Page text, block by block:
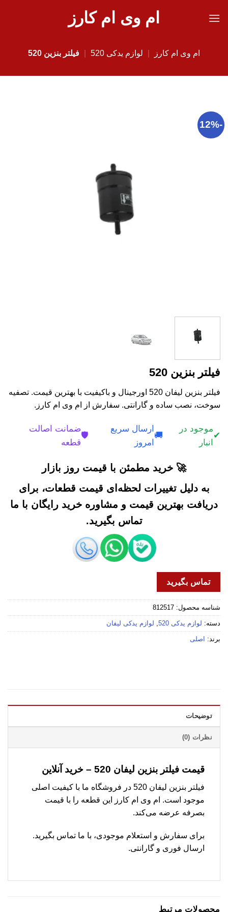
ام وی ام کارز
ام وی ام کارز لوازم یدکی 520 فیلتر بنزین 520
-12%
فیلتر بنزین 520
فیلتر بنزین لیفان 520 اورجینال و باکیفیت با بهترین قیمت. تصفیه
سوخت، نصب ساده و گارانتی. سفارش از ام وی ام کارز.
✔
موجود در
انبار
🚚
ارسال سریع
امروز
🛡️
ضمانت اصالت
قطعه
🚀 خرید مطمئن با قیمت روز بازار
به دلیل تغییرات لحظه‌ای قیمت قطعات، برای
دریافت بهترین قیمت و مشاوره خرید رایگان با ما
تماس بگیرید.
تماس بگیرید
شناسه محصول: 812517
دسته: لوازم یدکی 520 , لوازم یدکی لیفان
برند: اصلی
توضیحات
نظرات (0)
قیمت فیلتر بنزین لیفان 520 – خرید آنلاین
فیلتر بنزین لیفان 520 در فروشگاه ما با کیفیت اصلی
موجود است. ام وی ام کارز این قطعه را با قیمت
بصرفه عرضه می‌کند.
برای سفارش و استعلام موجودی، با ما تماس بگیرید.
ارسال فوری و گارانتی.
محصولات مرتبط